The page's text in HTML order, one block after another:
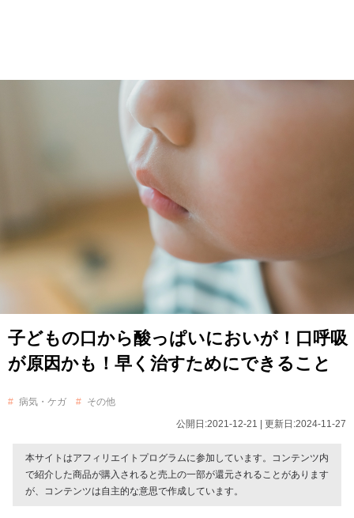
子どもの口から酸っぱいにおいが！口呼吸
が原因かも！早く治すためにできること
病気・ケガ
その他
公開日:2021-12-21 | 更新日:2024-11-27
本サイトはアフィリエイトプログラムに参加しています。コンテンツ内
で紹介した商品が購入されると売上の一部が還元されることがあります
が、コンテンツは自主的な意思で作成しています。